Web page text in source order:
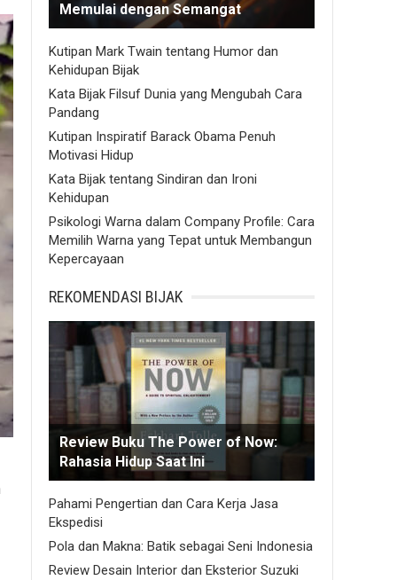
Memulai dengan Semangat
Kutipan Mark Twain tentang Humor dan
Kehidupan Bijak
Kata Bijak Filsuf Dunia yang Mengubah Cara
Pandang
Kutipan Inspiratif Barack Obama Penuh
Motivasi Hidup
Kata Bijak tentang Sindiran dan Ironi
Kehidupan
Psikologi Warna dalam Company Profile: Cara
Memilih Warna yang Tepat untuk Membangun
Kepercayaan
REKOMENDASI BIJAK
Review Buku The Power of Now:
Rahasia Hidup Saat Ini
Pahami Pengertian dan Cara Kerja Jasa
Ekspedisi
Pola dan Makna: Batik sebagai Seni Indonesia
Review Desain Interior dan Eksterior Suzuki